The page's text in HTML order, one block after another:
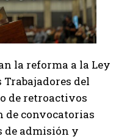
la reforma a la Ley
Trabajadores del
de retroactivos
de convocatorias
de admisión y